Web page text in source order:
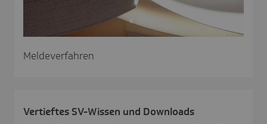
Meldeverfahren
Vertieftes SV-Wissen und Down­loads